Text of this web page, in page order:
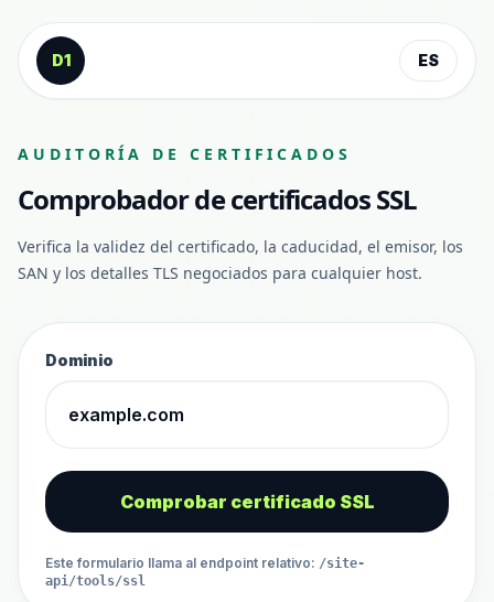
Saltar al contenido
D1
ES
AUDITORÍA DE CERTIFICADOS
Comprobador de certificados SSL
Verifica la validez del certificado, la caducidad, el emisor, los
SAN y los detalles TLS negociados para cualquier host.
Dominio
Comprobar certificado SSL
Este formulario llama al endpoint relativo: /site-
api/tools/ssl